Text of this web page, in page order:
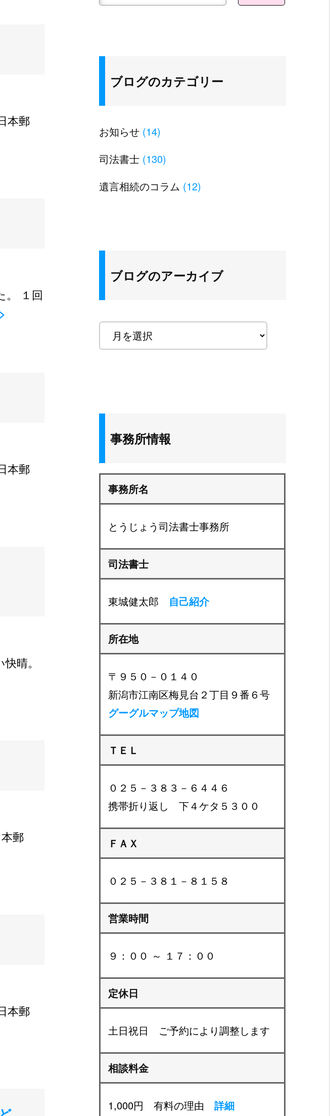
本郵
。 １回
>
本郵
晴。
郵
本郵
ブログのカテゴリー
お知らせ (14)
司法書士 (130)
遺言相続のコラム (12)
ブログのアーカイブ
ロ
の
事務所情報
事務所名
とうじょう司法書士事務所
司法書士
東城健太郎 自己紹介
所在地
〒９５０－０１４０
新潟市江南区梅見台２丁目９番６号
グーグルマップ地図
ＴＥＬ
０２５－３８３－６４４６
携帯折り返し 下４ケタ５３００
ＦＡＸ
０２５－３８１－８１５８
営業時間
９：００ ～ １７：００
定休日
土日祝日 ご予約により調整します
相談料金
1,000円 有料の理由詳細